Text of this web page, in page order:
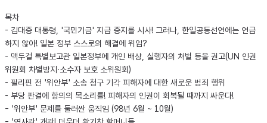
목차
- 김대중 대통령, '국민기금' 지급 중지를 시사! 그러나, 한일공동선언에는 언급
하지 않아! 일본 정부 스스로의 해결에 위임?
- 맥두걸 특별보고관 일본정부에 개인 배상, 실행자의 처벌 등을 권고(UN 인권
위원회 차별방지·소수자 보호 소위원회)
- 필리핀 전 '위안부' 소송 청구 기각 피해자에 대한 새로운 범죄 행위
- 부당 판결에 항의의 목소리를! 피해자의 인권이 회복될 때까지 싸운다!
- '위안부' 문제를 둘러싼 움직임 (98년 6월 ~ 10월)